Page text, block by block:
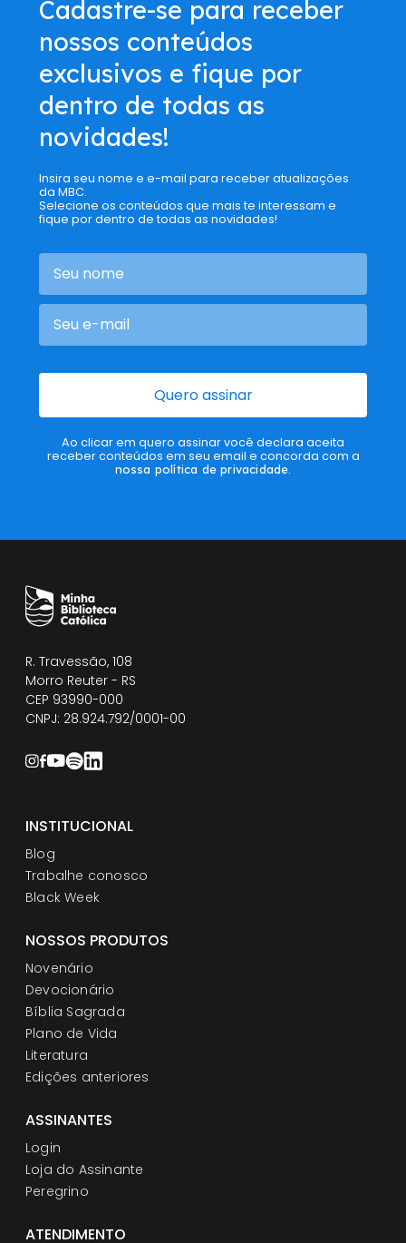
Cadastre-se para receber
nossos conteúdos
exclusivos e fique por
dentro de todas as
novidades!
Insira seu nome e e-mail para receber atualizações
da MBC.
Selecione os conteúdos que mais te interessam e
fique por dentro de todas as novidades!
Quero assinar
Ao clicar em quero assinar você declara aceita
receber conteúdos em seu email e concorda com a
nossa política de privacidade.
R. Travessão, 108
Morro Reuter - RS
CEP 93990-000
CNPJ: 28.924.792/0001-00
INSTITUCIONAL
Blog
Trabalhe conosco
Black Week
NOSSOS PRODUTOS
Novenário
Devocionário
Bíblia Sagrada
Plano de Vida
Literatura
Edições anteriores
ASSINANTES
Login
Loja do Assinante
Peregrino
ATENDIMENTO